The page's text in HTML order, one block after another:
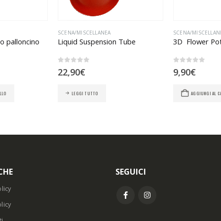
palloncino
SCENA/MISCELLANEA
Liquid Suspension Tube
22,90€
LEGGI TUTTO
SCENA/
3D Flower
9,90€
AGGIUNGI AL
SEGUICI